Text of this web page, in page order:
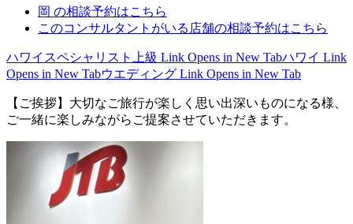
岡 の相談予約はこちら
このコンサルタントがいる店舗の相談予約はこちら
ハワイスペシャリスト上級 Link Opens in New Tabハワイ Link
Opens in New Tabウエディング Link Opens in New Tab
【ご挨拶】大切なご旅行が楽しく思い出深いものになる様、
ご一緒に楽しみながらご提案させていただきます。